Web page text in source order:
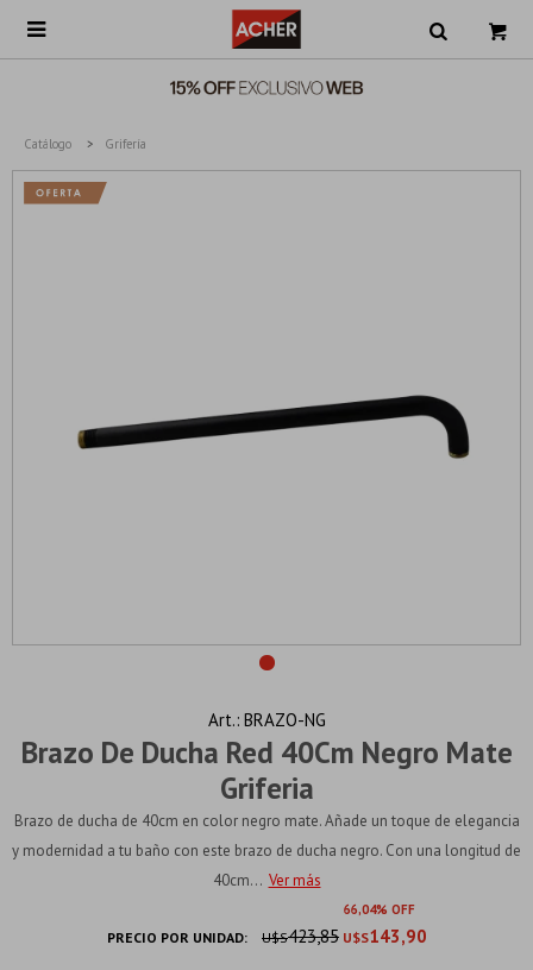

Catálogo Grifería
Brazo De Ducha Red 40Cm Negro Mate
Griferia
BRAZO-NG
Brazo de ducha de 40cm en color negro mate. Añade un toque de elegancia
y modernidad a tu baño con este brazo de ducha negro. Con una longitud de
40cm... Ver más
66 04
PRECIO POR UNIDAD: U$S143,90
U$S423,85